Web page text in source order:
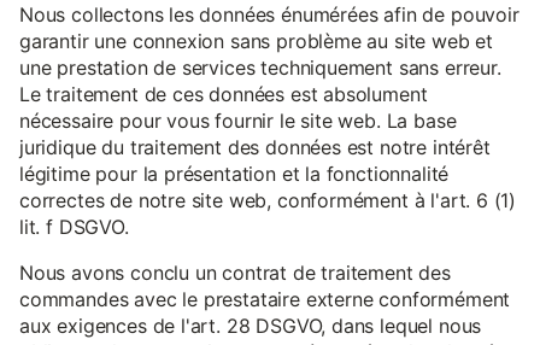
Nous collectons les données énumérées afin de pouvoir
garantir une connexion sans problème au site web et
une prestation de services techniquement sans erreur.
Le traitement de ces données est absolument
nécessaire pour vous fournir le site web. La base
juridique du traitement des données est notre intérêt
légitime pour la présentation et la fonctionnalité
correctes de notre site web, conformément à l'art. 6 (1)
lit. f DSGVO.
Nous avons conclu un contrat de traitement des
commandes avec le prestataire externe conformément
aux exigences de l'art. 28 DSGVO, dans lequel nous